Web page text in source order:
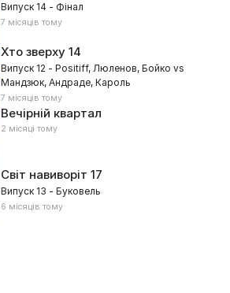
Випуск 14 - Фінал
7 місяців тому
Хто зверху14
Випуск 12 - Positiff, Люленов, Бойко vs
Мандзюк, Андраде, Кароль
7 місяців тому
Вечірній квартал
2 місяці тому
Світ навиворіт 17
Випуск 13 - Буковель
6 місяців тому